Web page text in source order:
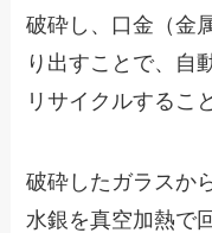
破砕し、口金（金
り出すことで、自
リサイクルするこ
破砕したガラスか
水銀を真空加熱で